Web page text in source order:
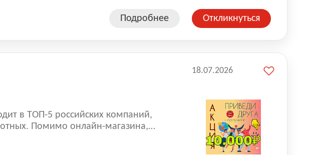
Подробнее Откликнуться
в ТОП-5 российских компаний,
Помимо онлайн-магазина,
Ozon, Яндекс. Маркет и
18.07.2026